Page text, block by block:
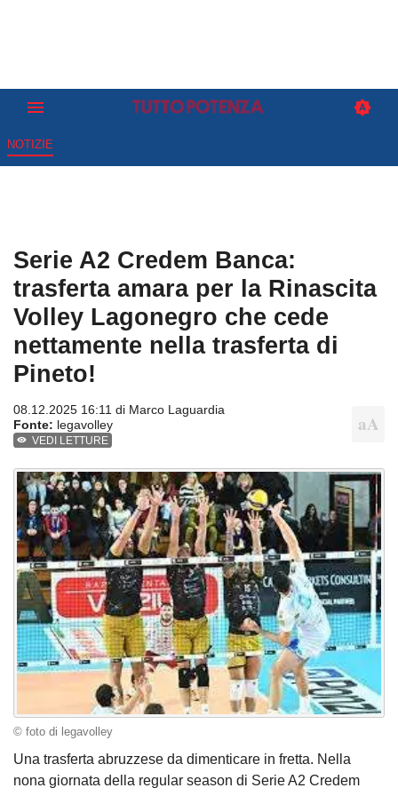
NOTIZIE
Serie A2 Credem Banca:
trasferta amara per la Rinascita
Volley Lagonegro che cede
nettamente nella trasferta di
Pineto!
08.12.2025 16:11 di Marco Laguardia
Fonte: legavolley
VEDI LETTURE
© foto di legavolley
Una trasferta abruzzese da dimenticare in fretta. Nella
nona giornata della regular season di Serie A2 Credem